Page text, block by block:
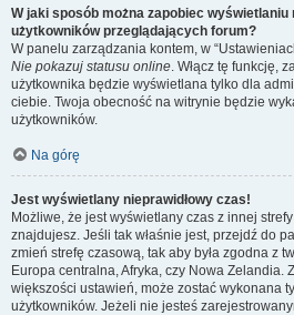
W jaki sposób można zapobiec
użytkowników przeglądających forum?
W panelu zarządzania kontem, w
Nie pokazuj statusu online. Włącz tę funkcję,
użytkownika będzie wyświetlana tylko dla
ciebie. Twoja obecność na witrynie będzie
użytkowników.
Na górę
Jest wyświetlany nieprawidłowy czas!
Możliwe, że jest wyświetlany czas z innej
znajdujesz. Jeśli tak właśnie jest, przejdź do
zmień strefę czasową, tak aby była zgodna z
Europa centralna, Afryka, czy Nowa Zelandia.
większości ustawień, może zostać wykonana
użytkowników. Jeżeli nie jesteś